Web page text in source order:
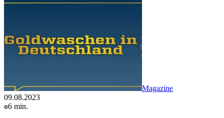
Magazine
09.08.2023
6 min.